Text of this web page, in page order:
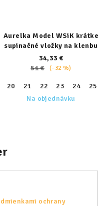
27 28 29 30 31
32
Aurelka Model WSiK krátke
supinačné vložky na klenbu
34,33 €
51 €
(–32 %)
20 21 22 23 24 25
Na objednávku
ochrany